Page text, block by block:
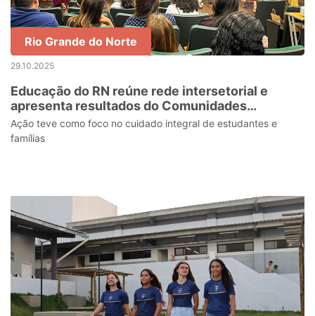
Rio Grande do Norte
29.10.2025
Educação do RN reúne rede intersetorial e
apresenta resultados do Comunidades
Educadoras
Ação teve como foco no cuidado integral de estudantes e
famílias